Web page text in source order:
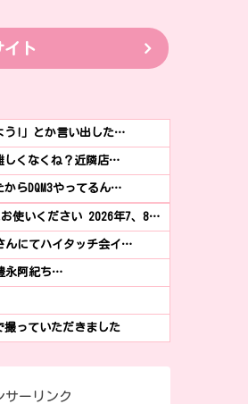
イト
う!」とか言い出した…
しくなくね？近隣店…
らDQM3やってるん…
使いください 2026年7、8…
さんにてハイタッチ会イ…
永阿紀ち…
撮っていただきました
サーリンク